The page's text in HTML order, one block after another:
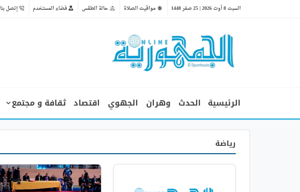
السبت 8 أوت 2026 | 25 صفر 1448 مواقيت الصلاة حالة الطقس فضاء المستخدم إتصل بنا
الرئيسية الحدث وهران الجهوي اقتصاد ثقافة و مجتمع
رياضة